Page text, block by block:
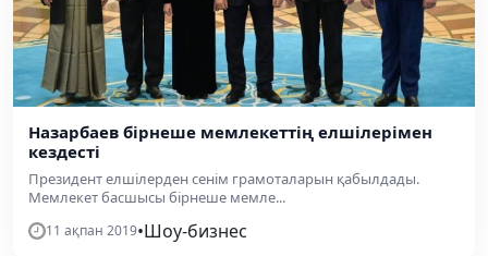
Назарбаев бірнеше мемлекеттің елшілерімен
кездесті
Президент елшілерден сенім грамоталарын қабылдады.
Мемлекет басшысы бірнеше мемле...
11 ақпан 2019•Шоу-бизнес